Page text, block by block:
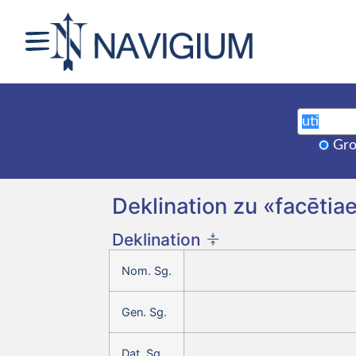
Deklination zu
Deklination
Nom. Sg.
Gen. Sg.
Dat. Sg.